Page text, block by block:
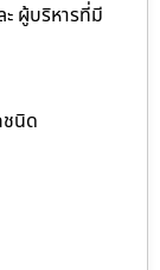
ผู้บริหารที่มี
ชนิด